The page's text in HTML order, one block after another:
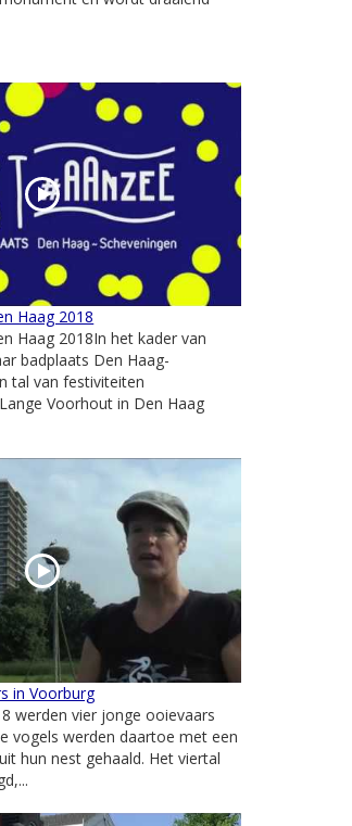
Haag 2018
Haag 2018In het kader van
badplaats Den Haag-
tal van festiviteiten
Voorhout in Den Haag
in Voorburg
werden vier jonge ooievaars
vogels werden daartoe met een
hun nest gehaald. Het viertal